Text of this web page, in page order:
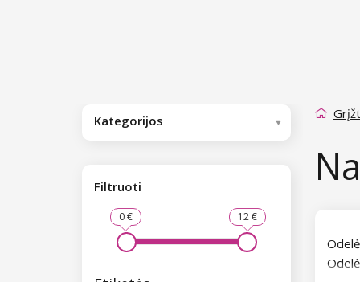
Kategorijos
Filtruoti
0 € 12 €